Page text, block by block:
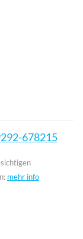
678215
mehr info